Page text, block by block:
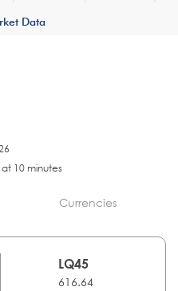
Data
10 minutes
Currencies
LQ45
616.64